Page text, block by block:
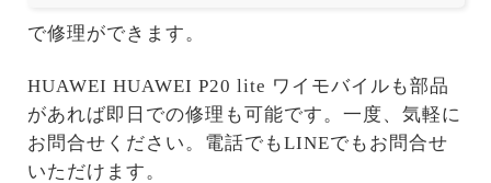
で修理ができます。
HUAWEI HUAWEI P20 lite ワイモバイルも部品
があれば即日での修理も可能です。一度、気軽に
お問合せください。電話でもLINEでもお問合せ
いただけます。